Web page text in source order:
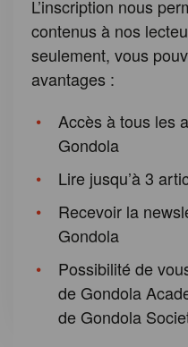
L’inscription nous
contenus à nos
seulement, vous
avantages :
Accès à tous les
Gondola
Lire jusqu’à 3
Recevoir la
Gondola
Possibilité de
de Gondola
de Gondola